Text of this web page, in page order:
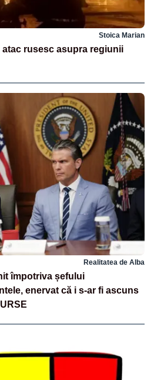
Stoica Marian
rusesc asupra regiunii
Realitatea de Alba
împotriva șefului
enervat că i s-ar fi ascuns